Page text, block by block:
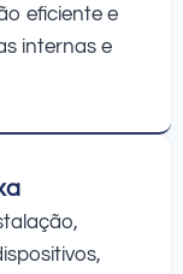
eficiente e
internas e